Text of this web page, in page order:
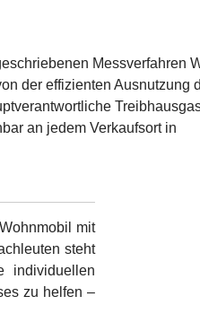
Messverfahren
der effizienten Ausnutzung
an jedem Verkaufsort in
mit
steht
individuellen
zu helfen –